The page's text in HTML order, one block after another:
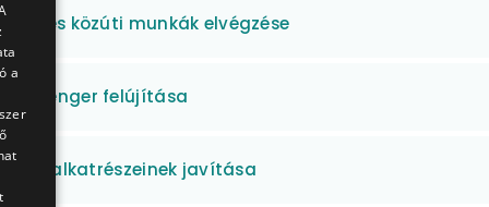
és közúti munkák elvégzése
felújítása
és alkatrészeinek javítása
a